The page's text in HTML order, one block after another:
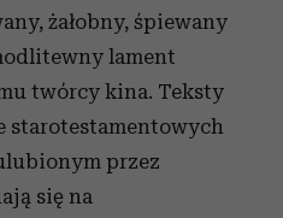
żałobny, śpiewany
lament
twórcy kina. Teksty
starotestamentowych
przez
się na